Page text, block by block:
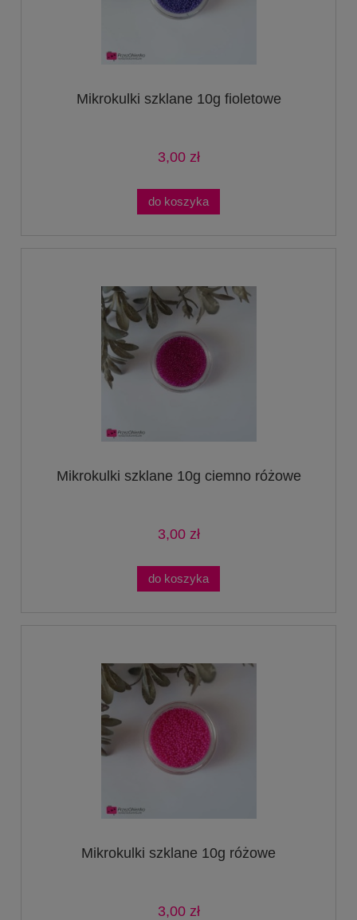
Mikrokulki szklane 10g fioletowe
3,00 zł
do koszyka
Mikrokulki szklane 10g ciemno różowe
3,00 zł
do koszyka
Mikrokulki szklane 10g różowe
3,00 zł